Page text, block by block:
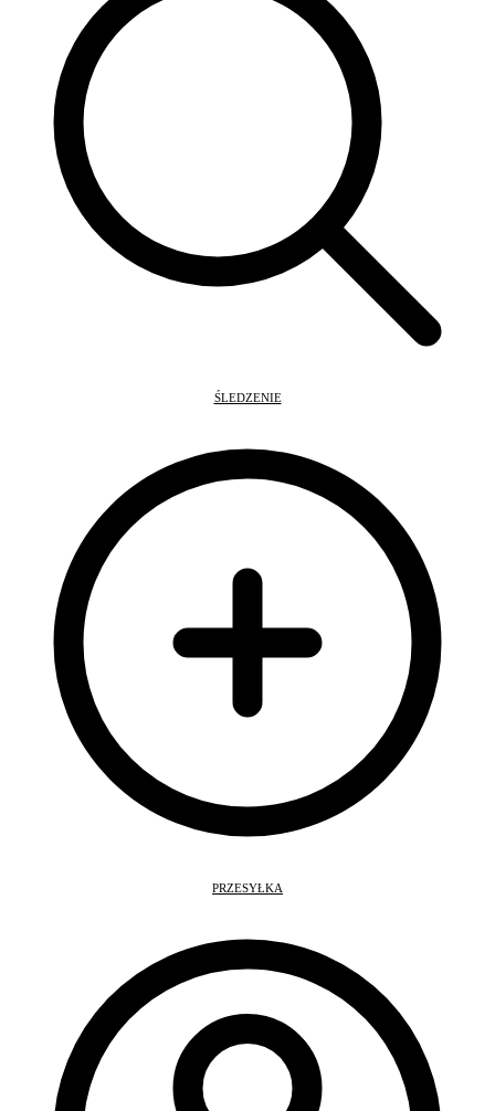
ŚLEDZENIE
PRZESYŁKA